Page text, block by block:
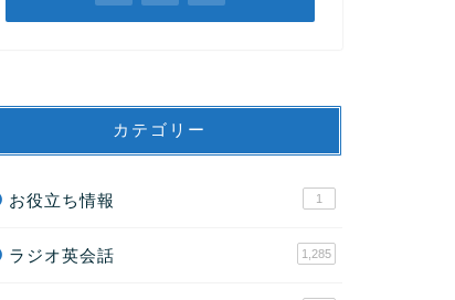
カテゴリー
お役立ち情報 1
ラジオ英会話 1,285